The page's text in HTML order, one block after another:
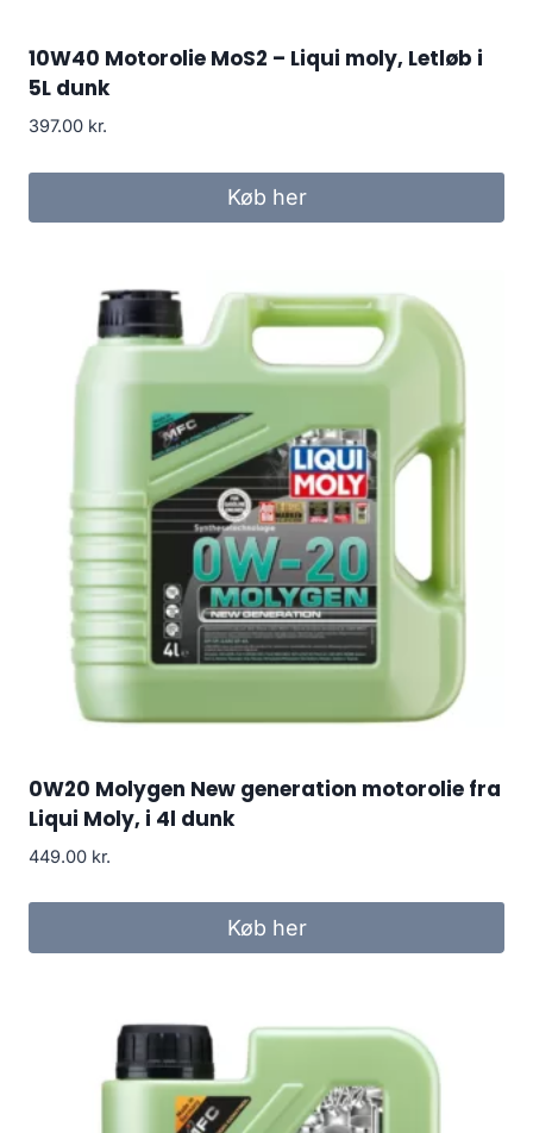
10W40 Motorolie MoS2 – Liqui moly, Letløb i
5L dunk
397.00 kr.
Køb her
0W20 Molygen New generation motorolie fra
Liqui Moly, i 4l dunk
449.00 kr.
Køb her